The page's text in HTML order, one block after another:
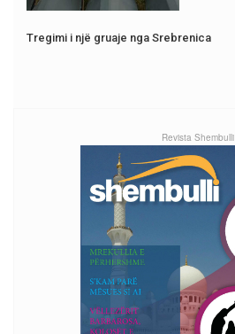
Tregimi i një gruaje nga Srebrenica
Revista Shembulli